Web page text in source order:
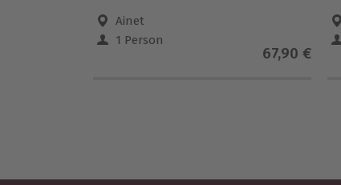
Ainet
1 Person
67,90 €